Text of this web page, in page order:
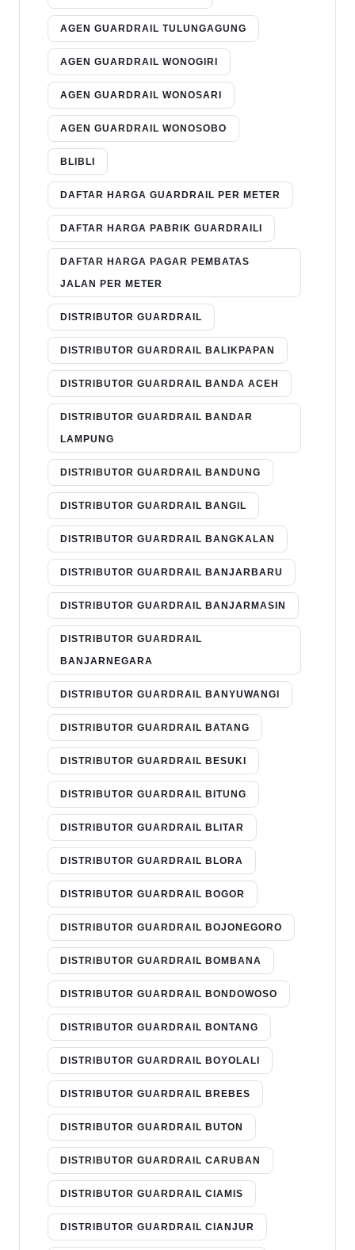
AGEN GUARDRAIL TULUNGAGUNG
AGEN GUARDRAIL WONOGIRI
AGEN GUARDRAIL WONOSARI
AGEN GUARDRAIL WONOSOBO
BLIBLI
DAFTAR HARGA GUARDRAIL PER METER
DAFTAR HARGA PABRIK GUARDRAILI
DAFTAR HARGA PAGAR PEMBATAS
JALAN PER METER
DISTRIBUTOR GUARDRAIL
DISTRIBUTOR GUARDRAIL BALIKPAPAN
DISTRIBUTOR GUARDRAIL BANDA ACEH
DISTRIBUTOR GUARDRAIL BANDAR
LAMPUNG
DISTRIBUTOR GUARDRAIL BANDUNG
DISTRIBUTOR GUARDRAIL BANGIL
DISTRIBUTOR GUARDRAIL BANGKALAN
DISTRIBUTOR GUARDRAIL BANJARBARU
DISTRIBUTOR GUARDRAIL BANJARMASIN
DISTRIBUTOR GUARDRAIL
BANJARNEGARA
DISTRIBUTOR GUARDRAIL BANYUWANGI
DISTRIBUTOR GUARDRAIL BATANG
DISTRIBUTOR GUARDRAIL BESUKI
DISTRIBUTOR GUARDRAIL BITUNG
DISTRIBUTOR GUARDRAIL BLITAR
DISTRIBUTOR GUARDRAIL BLORA
DISTRIBUTOR GUARDRAIL BOGOR
DISTRIBUTOR GUARDRAIL BOJONEGORO
DISTRIBUTOR GUARDRAIL BOMBANA
DISTRIBUTOR GUARDRAIL BONDOWOSO
DISTRIBUTOR GUARDRAIL BONTANG
DISTRIBUTOR GUARDRAIL BOYOLALI
DISTRIBUTOR GUARDRAIL BREBES
DISTRIBUTOR GUARDRAIL BUTON
DISTRIBUTOR GUARDRAIL CARUBAN
DISTRIBUTOR GUARDRAIL CIAMIS
DISTRIBUTOR GUARDRAIL CIANJUR